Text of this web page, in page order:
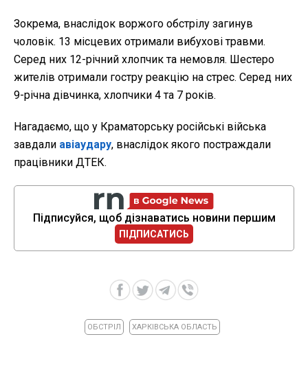
Зокрема, внаслідок воржого обстрілу загинув
чоловік. 13 місцевих отримали вибухові травми.
Серед них 12-річний хлопчик та немовля. Шестеро
жителів отримали гостру реакцію на стрес. Серед них
9-річна дівчинка, хлопчики 4 та 7 років.
Нагадаємо, що у Краматорську російські війська
завдали авіаудару, внаслідок якого постраждали
працівники ДТЕК.
Підписуйся, щоб дізнаватись новини першим
ПІДПИСАТИСЬ
ОБСТРІЛ ХАРКІВСЬКА ОБЛАСТЬ